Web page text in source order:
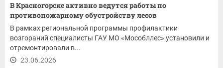
В Красногорске активно ведутся работы по
противопожарному обустройству лесов
В рамках региональной программы профилактики
возгораний специалисты ГАУ МО «Мособллес» установили и
отремонтировали в...
23.06.2026